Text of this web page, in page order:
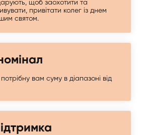
щоб заохотити та
привітати колег із днем
святом.
вам суму в діапазоні від